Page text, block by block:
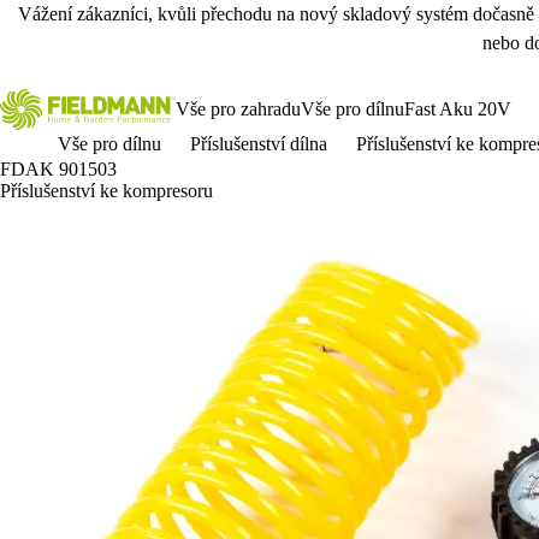
Vážení zákazníci, kvůli přechodu na nový skladový systém
nebo
Vše pro zahraduVše pro dílnuFast Aku 20V
Vše pro dílnu
Příslušenství dílna
Příslušenství ke
FDAK 901503
Příslušenství ke kompresoru